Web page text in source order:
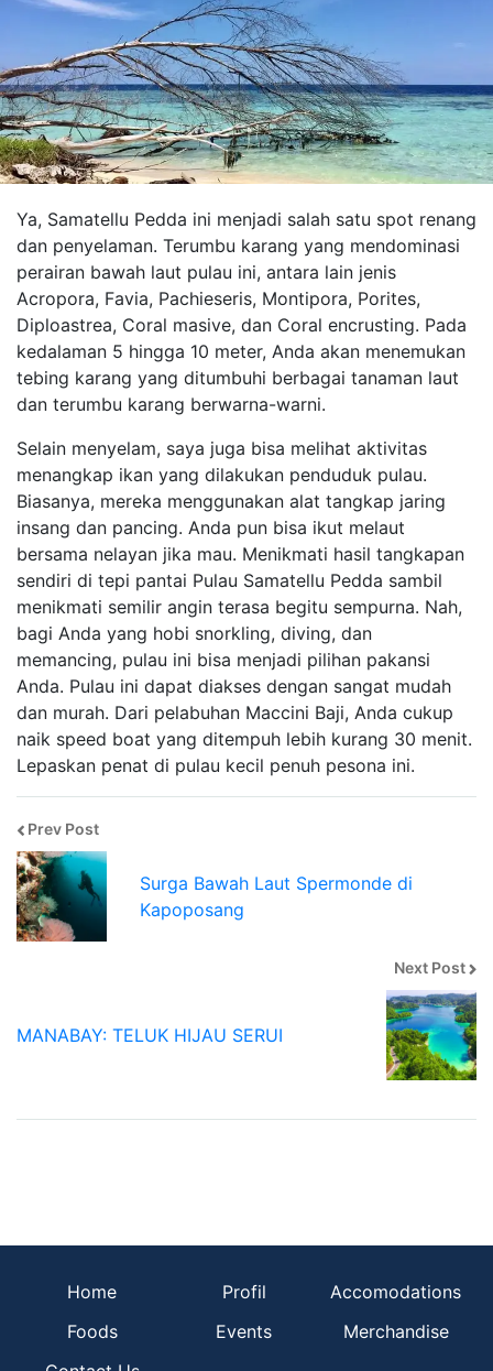
Ya, Samatellu Pedda ini menjadi salah satu spot renang
dan penyelaman. Terumbu karang yang mendominasi
perairan bawah laut pulau ini, antara lain jenis
Acropora, Favia, Pachieseris, Montipora, Porites,
Diploastrea, Coral masive, dan Coral encrusting. Pada
kedalaman 5 hingga 10 meter, Anda akan menemukan
tebing karang yang ditumbuhi berbagai tanaman laut
dan terumbu karang berwarna-warni.
Selain menyelam, saya juga bisa melihat aktivitas
menangkap ikan yang dilakukan penduduk pulau.
Biasanya, mereka menggunakan alat tangkap jaring
insang dan pancing. Anda pun bisa ikut melaut
bersama nelayan jika mau. Menikmati hasil tangkapan
sendiri di tepi pantai Pulau Samatellu Pedda sambil
menikmati semilir angin terasa begitu sempurna. Nah,
bagi Anda yang hobi snorkling, diving, dan
memancing, pulau ini bisa menjadi pilihan pakansi
Anda. Pulau ini dapat diakses dengan sangat mudah
dan murah. Dari pelabuhan Maccini Baji, Anda cukup
naik speed boat yang ditempuh lebih kurang 30 menit.
Lepaskan penat di pulau kecil penuh pesona ini.
Prev Post
Surga Bawah Laut Spermonde di
Kapoposang
Next Post
MANABAY: TELUK HIJAU SERUI
Home Profil
Accomodations
Foods
Events
Merchandise